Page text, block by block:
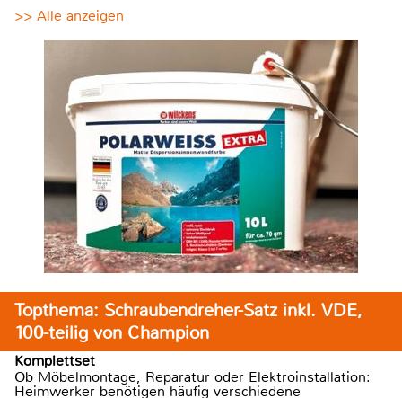
>> Alle anzeigen
Topthema: Schraubendreher-Satz inkl. VDE,
100-teilig von Champion
Komplettset
Ob Möbelmontage, Reparatur oder Elektroinstallation:
Heimwerker benötigen häufig verschiedene